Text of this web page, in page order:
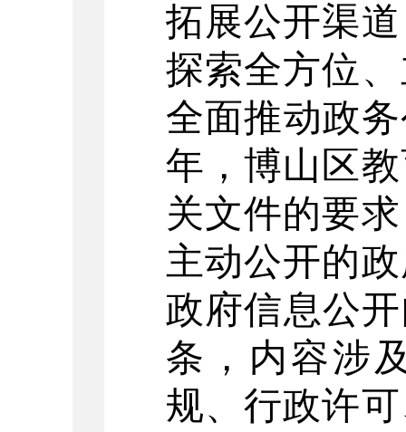
拓展公开渠
探索全方位
全面推动政
年，博山区
关文件的要
主动公开的
政府信息公
条，内容涉
规、行政许